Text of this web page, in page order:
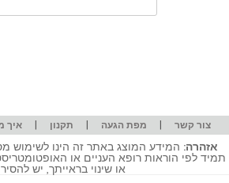
צור קשר | מפת הגעה | תקנון |איך
אזהרה: המידע המוצג באתר זה הינו לשימוש
תמיד לפי הוראות רופא העניים או
או שינוי בראייתך, יש